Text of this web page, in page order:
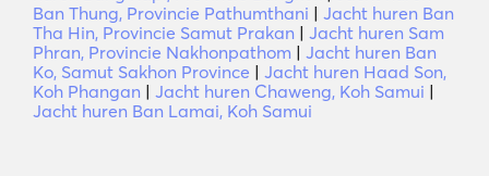
Ban Thung, Provincie Pathumthani | Jacht huren Ban
Tha Hin, Provincie Samut Prakan | Jacht huren Sam
Phran, Provincie Nakhonpathom | Jacht huren Ban
Ko, Samut Sakhon Province | Jacht huren Haad Son,
Koh Phangan | Jacht huren Chaweng, Koh Samui |
Jacht huren Ban Lamai, Koh Samui